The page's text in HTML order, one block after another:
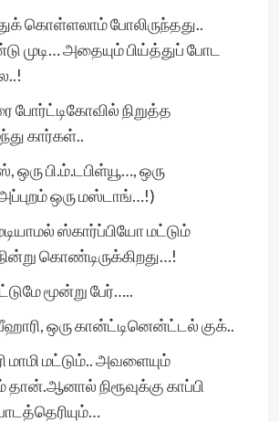
கொள்ளலாம் போலிருந்தது..
முடி… அதையும் பிய்த்துப் போட
நிறுத்த
கார்கள்..
பி.ம்.டபிள்யூ…, ஒரு
ஒரு மஸ்டாங்…!)
ஸ்கார்ப்பியோ மட்டும்
கொண்டிருக்கிறது…!
மூன்று பேர்…..
பீஹாரி, ஒரு கான்ட்டினென்ட்டல் குக்..
மாமி மட்டும்.. அவளையும்
தான்.ஆனால் நிரூவுக்கு காப்பி